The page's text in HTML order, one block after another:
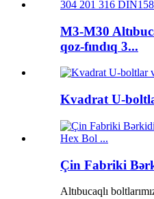
M3-M30
qoz-fındıq 3...
Kvadrat U-
Çin Fabriki
Altıbucaqlı